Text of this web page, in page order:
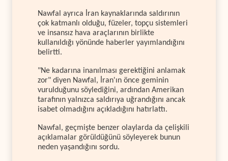
Nawfal ayrıca İran kaynaklarında saldırının
çok katmanlı olduğu, füzeler, topçu sistemleri
ve insansız hava araçlarının birlikte
kullanıldığı yönünde haberler yayımlandığını
belirtti.
"Ne kadarına inanılması gerektiğini anlamak
zor" diyen Nawfal, İran'ın önce geminin
vurulduğunu söylediğini, ardından Amerikan
tarafının yalnızca saldırıya uğrandığını ancak
isabet olmadığını açıkladığını hatırlattı.
Nawfal, geçmişte benzer olaylarda da çelişkili
açıklamalar görüldüğünü söyleyerek bunun
neden yaşandığını sordu.